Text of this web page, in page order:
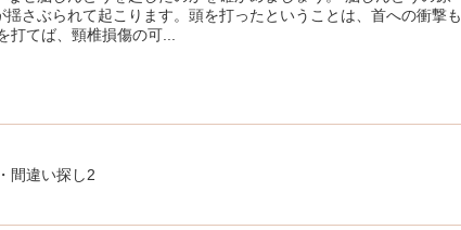
さぶられて起こります。頭を打ったということは、首への衝撃も
打てば、頸椎損傷の可...
間違い探し2